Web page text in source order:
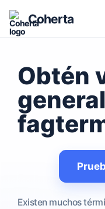
Coherta
Obtén
Existen muchos